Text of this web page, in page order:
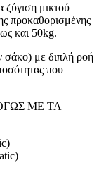
μικτού
προκαθορισμένης
και 50kg.
σάκο) με διπλή ροή
που
ΜΕ ΤΑ